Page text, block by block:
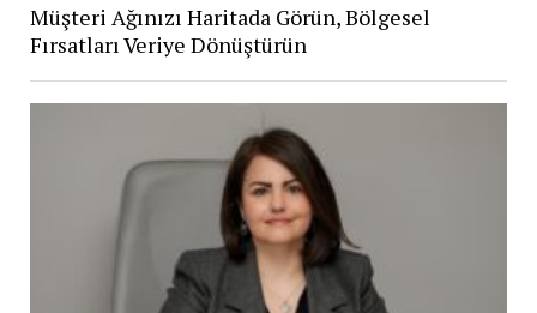
Müşteri Ağınızı Haritada Görün, Bölgesel
Fırsatları Veriye Dönüştürün